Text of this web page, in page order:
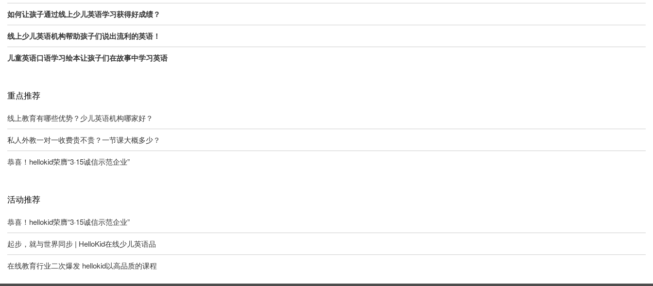
如何让孩子通过线上少儿英语学习获得好成绩？
线上少儿英语机构帮助孩子们说出流利的英语！
儿童英语口语学习绘本让孩子们在故事中学习英语
重点推荐
线上教育有哪些优势？少儿英语机构哪家好？
私人外教一对一收费贵不贵？一节课大概多少？
恭喜！hellokid荣膺“3·15诚信示范企业”
活动推荐
恭喜！hellokid荣膺“3·15诚信示范企业”
起步，就与世界同步 | HelloKid在线少儿英语品
在线教育行业二次爆发 hellokid以高品质的课程